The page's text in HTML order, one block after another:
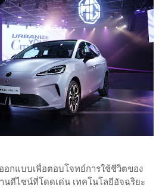
อกแบบเพื่อตอบโจทย์การใช้ชีวิตของ
นดีไซน์ที่โดดเด่น เทคโนโลยีอัจฉริยะ